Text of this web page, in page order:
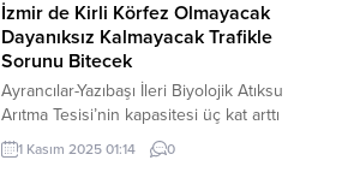
İzmir de Kirli Körfez Olmayacak
Dayanıksız Kalmayacak Trafikle
Sorunu Bitecek
Ayrancılar-Yazıbaşı İleri Biyolojik Atıksu
Arıtma Tesisi’nin kapasitesi üç kat arttı
Başkan Tugay’dan müjde: Ocakta suya
zam yapmayacağız İzmir Büyükşehir
1 Kasım 2025 01:14 0